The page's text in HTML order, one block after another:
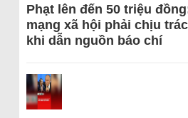
Phạt lên đến 50 triệu
mạng xã hội phải chịu
khi dẫn nguồn báo chí